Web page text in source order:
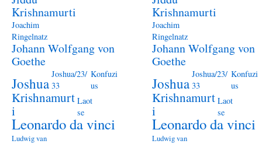
Krishnamurti
Joachim
Ringelnatz
Johann Wolfgang von
Goethe
Joshua
Joshua/23/
33
Konfuzi
us
Krishnamurt
i
Laot
se
Leonardo da vinci
Ludwig van
Krishnamurti
Joachim
Ringelnatz
Johann Wolfgang von
Goethe
Joshua
Joshua/23/
33
Konfuzi
us
Krishnamurt
i
Laot
se
Leonardo da vinci
Ludwig van